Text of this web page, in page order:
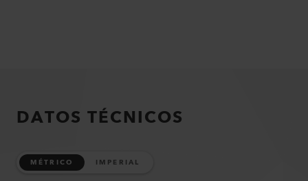
DATOS TÉCNICOS
MÉTRICO IMPERIAL